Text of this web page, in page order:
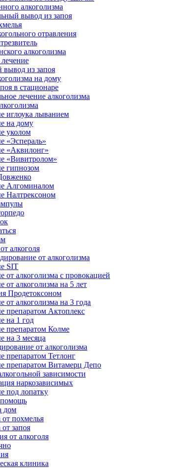
алкоголизма
вывод из запоя
отравления
алкоголизма
из запоя
на дому
в стационаре
лечение алкоголизма
иглоука лыванием
на дому
уколом
«Эспераль»
«Аквилонг»
«Вивитролом»
гипнозом
Алгоминалом
Налтрексоном
алкоголя
от алкоголизма
SIT
от алкоголизма с провокацией
от алкоголизма на 5 лет
Продетоксоном
от алкоголизма на 3 года
препаратом Актоплекс
на 1 год
препаратом Колме
на 3 месяца
от алкоголизма
препаратом Тетлонг
препаратом Витамерц Депо
зависимости
наркозависимых
под лопатку
помощь
дом
похмелья
запоя
от алкоголя
клиника